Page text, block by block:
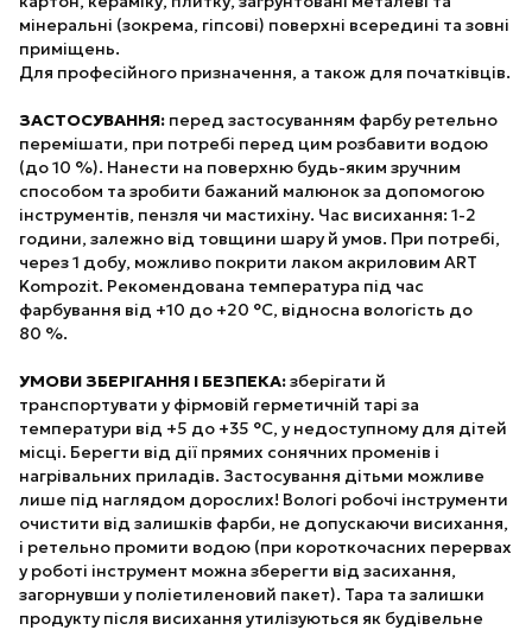
мінеральні (зокрема, гіпсові) поверхні всередині та зовні
приміщень.
Для професійного призначення, а також для початківців.
ЗАСТОСУВАННЯ: перед застосуванням фарбу ретельно
перемішати, при потребі перед цим розбавити водою
(до 10 %). Нанести на поверхню будь-яким зручним
способом та зробити бажаний малюнок за допомогою
інструментів, пензля чи мастихіну. Час висихання: 1-2
години, залежно від товщини шару й умов. При потребі,
через 1 добу, можливо покрити лаком акриловим ART
Kompozit. Рекомендована температура під час
фарбування від +10 до +20 °С, відносна вологість до
80 %.
УМОВИ ЗБЕРІГАННЯ І БЕЗПЕКА:зберігати й
транспортувати у фірмовій герметичній тарі за
температури від +5 до +35 °С, у недоступному для дітей
місці. Берегти від дії прямих сонячних променів і
нагрівальних приладів. Застосування дітьми можливе
лише під наглядом дорослих! Вологі робочі інструменти
очистити від залишків фарби, не допускаючи висихання,
і ретельно промити водою (при короткочасних перервах
у роботі інструмент можна зберегти від засихання,
загорнувши у поліетиленовий пакет). Тара та залишки
продукту після висихання утилізуються як будівельне